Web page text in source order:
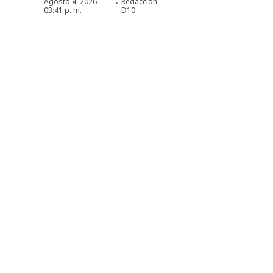
03:41 p. m.
D10